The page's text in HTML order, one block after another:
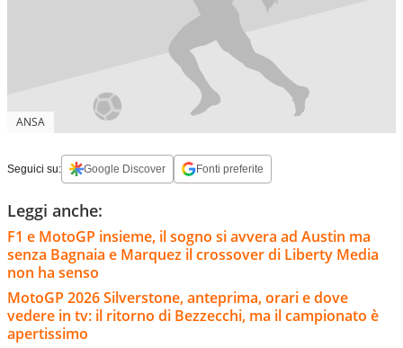
ANSA
Seguici su: Google Discover Fonti preferite
Leggi anche:
F1 e MotoGP insieme, il sogno si avvera ad Austin ma
senza Bagnaia e Marquez il crossover di Liberty Media
non ha senso
MotoGP 2026 Silverstone, anteprima, orari e dove
vedere in tv: il ritorno di Bezzecchi, ma il campionato è
apertissimo